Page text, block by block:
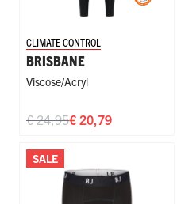
CLIMATE CONTROL
BRISBANE
Viscose/acryl
€ 20,79
€ 24,95
SALE